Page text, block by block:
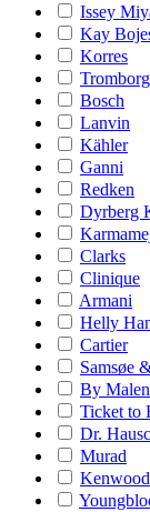
Issey
Kay
Korres
Tromborg
Bosch
Lanvin
Kähler
Ganni
Redken
Dyrberg
Clarks
Clinique
Armani
Helly
Cartier
Samsøe
By
Ticket to
Dr.
Murad
Kenwood